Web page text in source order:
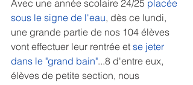
Avec une année scolaire 24/25 placée
sous le signe de l'eau, dès ce lundi,
une grande partie de nos 104 élèves
vont effectuer leur rentrée et se jeter
dans le "grand bain"...8 d'entre eux,
élèves de petite section, nous